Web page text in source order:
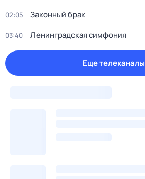
02:05 Законный брак
03:40 Ленинградская симфония
Еще телеканалы